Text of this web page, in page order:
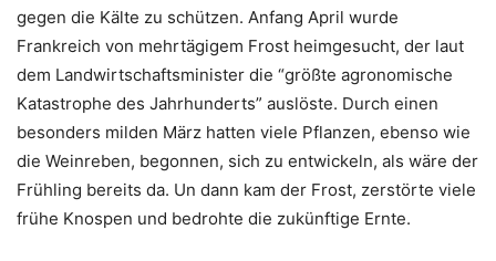
gegen die Kälte zu schützen. Anfang April wurde
Frankreich von mehrtägigem Frost heimgesucht, der laut
dem Landwirtschaftsminister die “größte agronomische
Katastrophe des Jahrhunderts” auslöste. Durch einen
besonders milden März hatten viele Pflanzen, ebenso wie
die Weinreben, begonnen, sich zu entwickeln, als wäre der
Frühling bereits da. Un dann kam der Frost, zerstörte viele
frühe Knospen und bedrohte die zukünftige Ernte.